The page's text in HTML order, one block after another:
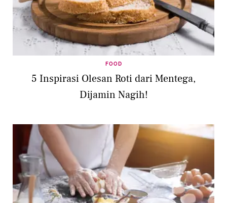
FOOD
5 Inspirasi Olesan Roti dari Mentega,
Dijamin Nagih!